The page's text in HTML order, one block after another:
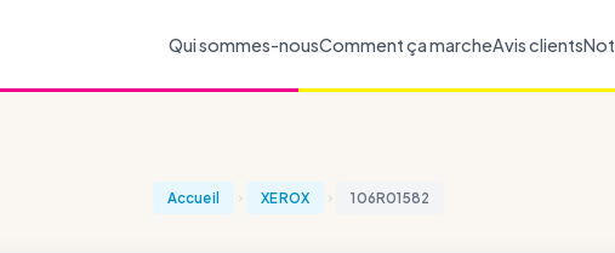
Qui sommes-nousComment ça marcheAvis clients
Accueil XEROX 106R01582